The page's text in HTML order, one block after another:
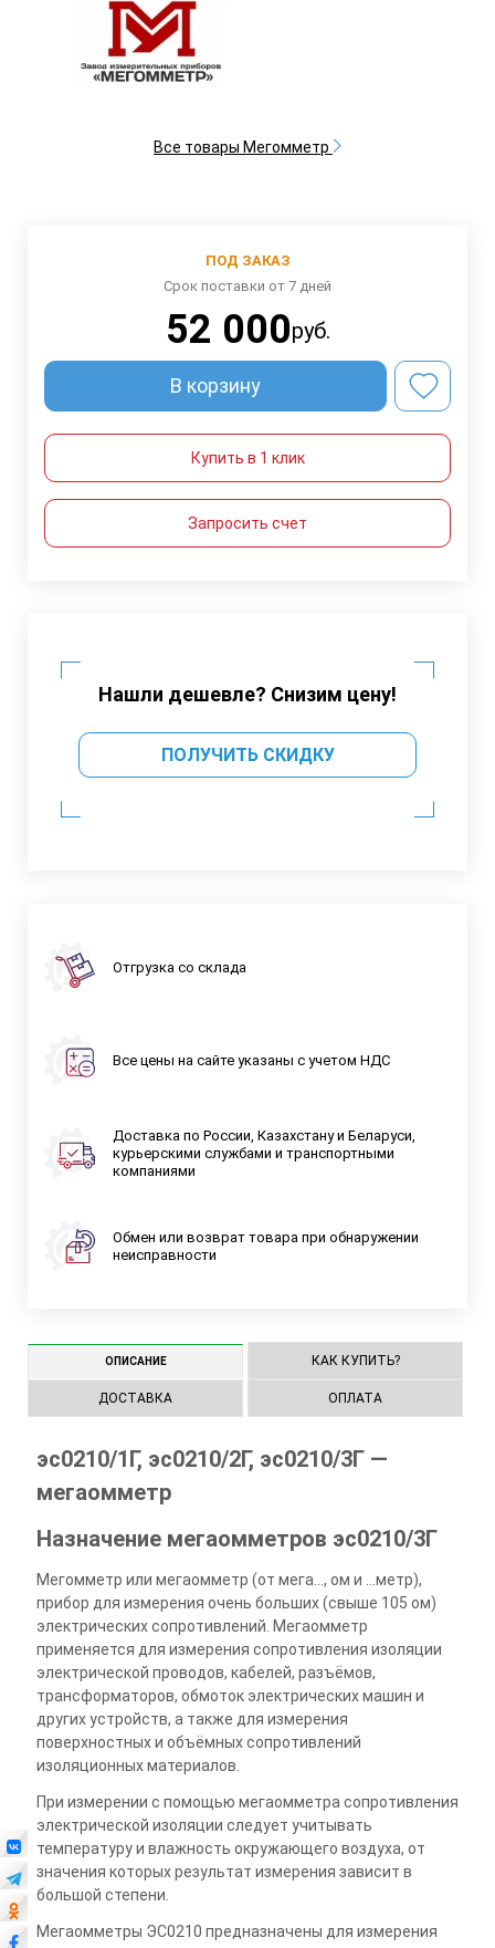
Все товары Мегомметр
ПОД ЗАКАЗ
Срок поставки от 7 дней
52 000руб.
В корзину
Купить в 1 клик
Запросить счет
Нашли дешевле? Снизим цену!
ПОЛУЧИТЬ СКИДКУ
Отгрузка со склада
Все цены на сайте указаны с учетом НДС
Доставка по России, Казахстану и Беларуси,
курьерскими службами и транспортными
компаниями
Обмен или возврат товара при обнаружении
неисправности
ОПИСАНИЕ КАК КУПИТЬ?
ДОСТАВКА ОПЛАТА
эс0210/1Г, эс0210/2Г, эс0210/3Г —
мегаомметр
Назначение мегаомметров эс0210/3Г
Мегомметр или мегаомметр (от мега..., ом и ...метр),
прибор для измерения очень больших (свыше 105 ом)
электрических сопротивлений. Мегаомметр
применяется для измерения сопротивления изоляции
электрической проводов, кабелей, разъёмов,
трансформаторов, обмоток электрических машин и
других устройств, а также для измерения
поверхностных и объёмных сопротивлений
изоляционных материалов.
При измерении с помощью мегаомметра сопротивления
электрической изоляции следует учитывать
температуру и влажность окружающего воздуха, от
значения которых результат измерения зависит в
большой степени.
Мегаомметры ЭС0210 предназначены для измерения